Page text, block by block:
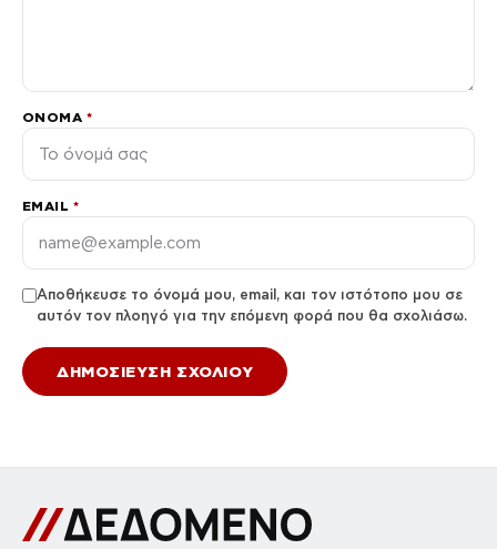
ΌΝΟΜΑ *
EMAIL *
Αποθήκευσε το όνομά μου, email, και τον ιστότοπο μου σε
αυτόν τον πλοηγό για την επόμενη φορά που θα σχολιάσω.